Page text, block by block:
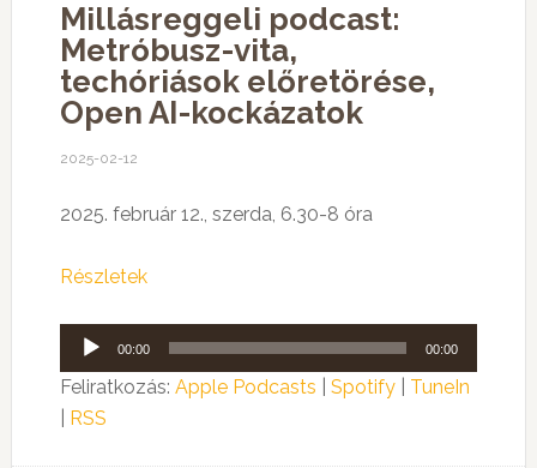
Millásreggeli podcast:
Metróbusz-vita,
techóriások előretörése,
Open AI-kockázatok
2025-02-12
2025. február 12., szerda, 6.30-8 óra
Részletek
Audió
lejátszó
00:00 00:00
Feliratkozás: Apple Podcasts Spotify| TuneIn
RSS